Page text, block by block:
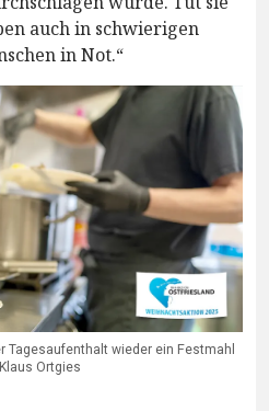
auch in schwierigen
in Not.“
Tagesaufenthalt wieder ein Festmahl
Ortgies